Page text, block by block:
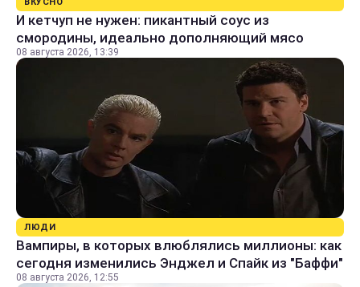
ВКУСНО
И кетчуп не нужен: пикантный соус из
смородины, идеально дополняющий мясо
08 августа 2026, 13:39
ЛЮДИ
Вампиры, в которых влюблялись миллионы: как
сегодня изменились Энджел и Спайк из "Баффи"
08 августа 2026, 12:55